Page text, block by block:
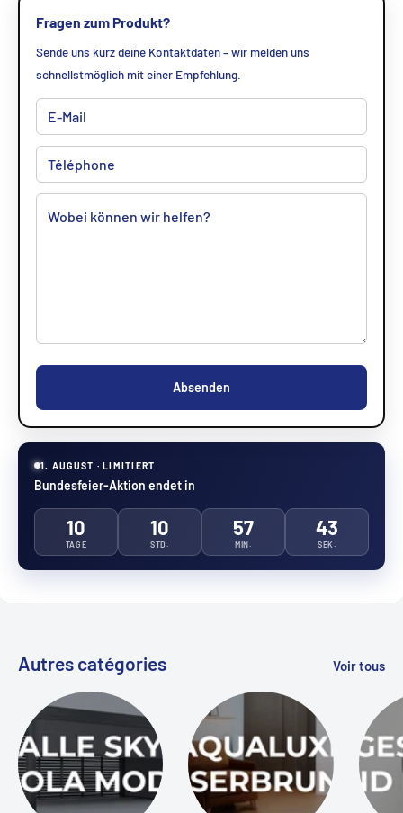
Fragen zum Produkt?
Sende uns kurz deine Kontaktdaten – wir melden uns
schnellstmöglich mit einer Empfehlung.
Absenden
1. AUGUST · LIMITIERT
Bundesfeier-Aktion endet in
10
TAGE
10
STD.
57
MIN.
42
SEK.
Autres catégories Voir tous